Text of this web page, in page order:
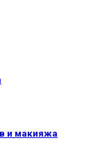
и макияжа